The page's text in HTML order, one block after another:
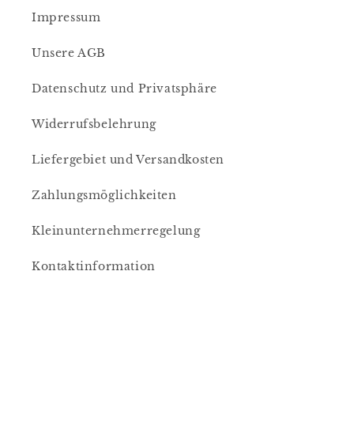
Impressum
Unsere AGB
Datenschutz und Privatsphäre
Widerrufsbelehrung
Liefergebiet und Versandkosten
Zahlungsmöglichkeiten
Kleinunternehmerregelung
Kontaktinformation